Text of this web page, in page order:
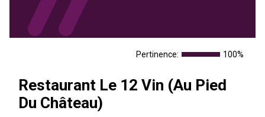
Restaurant Le 12 Vin (Au Pied
Du Château)
Pertinence: 100%